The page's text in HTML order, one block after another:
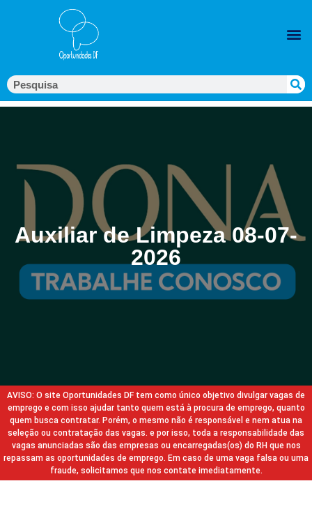
Auxiliar de Limpeza 08-07-
2026
AVISO: O site Oportunidades DF tem como único objetivo divulgar vagas de
emprego e com isso ajudar tanto quem está à procura de emprego, quanto
quem busca contratar. Porém, o mesmo não é responsável e nem atua na
seleção ou contratação das vagas. e por isso, toda a responsabilidade das
vagas anunciadas são das empresas ou encarregadas(os) do RH que nos
repassam as oportunidades de emprego. Em caso de uma vaga falsa ou uma
fraude, solicitamos que nos contate imediatamente.